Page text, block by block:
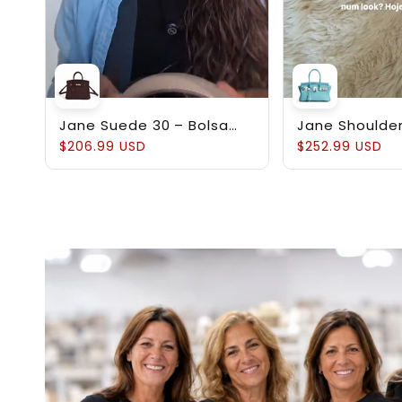
Jane Suede 30 – Bolsa
em Couro Suede
$206.99 USD
Jane
Estruturada
$252.99 USD